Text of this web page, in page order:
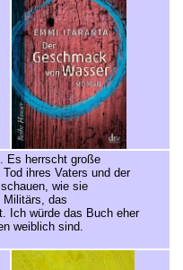
Es herrscht große
ihres Vaters und der
wie sie
das
Ich würde das Buch eher
weiblich sind.